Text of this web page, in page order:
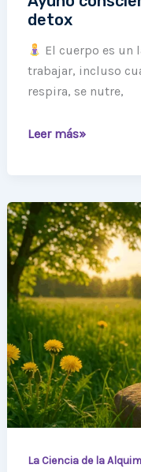
detox
El cuerpo es un
trabajar, incluso
respira, se nutre,
Leer más»
La Ciencia de la
Sin
teína,
con
calma:
cómo
rooibos,
manzana
y
canela
armonizan
sistema
y